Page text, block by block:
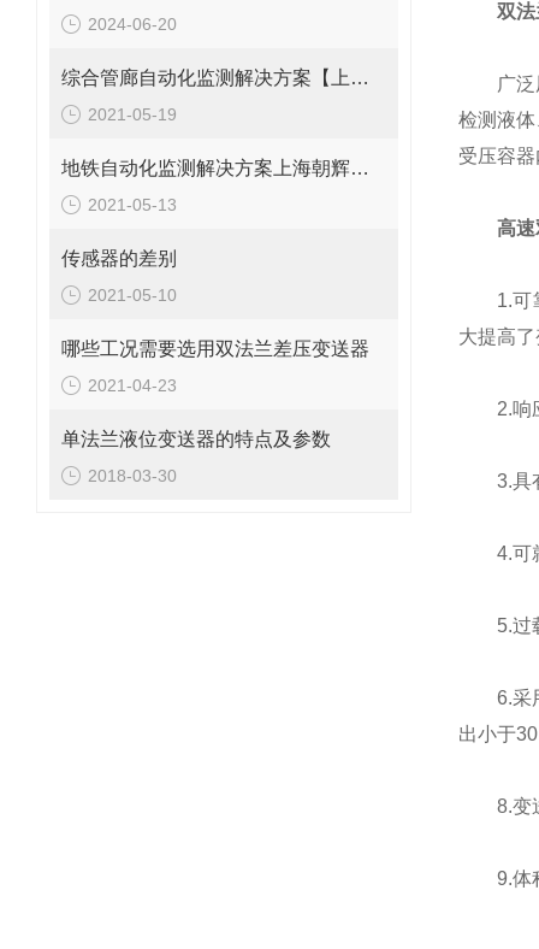
2024-06-20
综合管廊自动化监测解决方案【上海朝辉静力水准仪】
2021-05-19
地铁自动化监测解决方案上海朝辉沉降传感器
2021-05-13
传感器的差别
2021-05-10
哪些工况需要选用双法兰差压变送器
2021-04-23
单法兰液位变送器的特点及参数
2018-03-30
双
广泛用
检测液
受压容
高
1.可靠
大提高
2.响应
3.具有
4.可就
5.过载
6.采用
出小于
8.变送
9.体积